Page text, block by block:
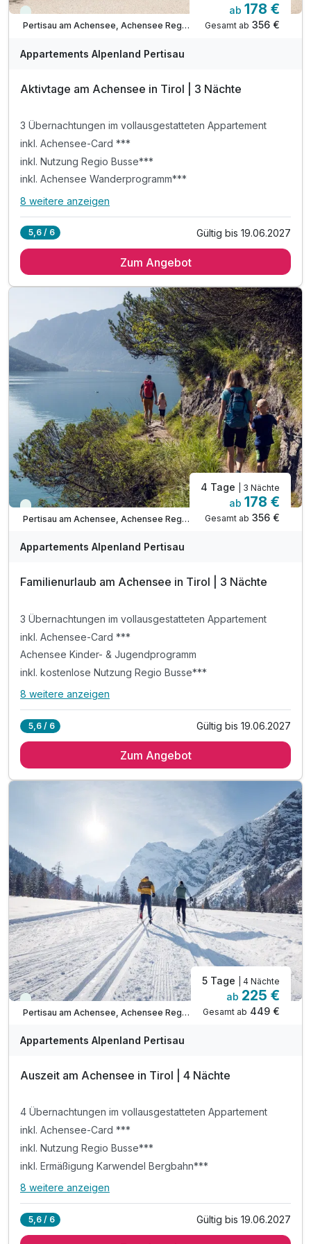
Ausstattung
Für 6 Tage p.P. ab332,25 €
Familienzimmer
2 Erwachsene und 2 Kinder
Viele Termine frei
Pertisau am Achensee, Achensee Region
ab 178 €
Gesamt ab 356 €
Appartements Alpenland Pertisau
Aktivtage am Achensee in Tirol | 3 Nächte
3 Übernachtungen im vollausgestatteten Appartement
inkl. Achensee-Card ***
inkl. Nutzung Regio Busse***
inkl. Achensee Wanderprogramm***
Alle Inklusivleistungen
inkl. Achensee-Card ***
inkl. Achensee Wanderprogramm***
inkl. Ermäßigung Karwendel Bergbahn***
inkl. Ermäßigung Achenseeschifffahrt***
Tipp: Brötchenservice auf Bestellung
Tipp: Achensee wenige Minuten zu Fuß erreichbar
Tipp: Stand Up Paddeln am Achensee
Tipp: Tauchgang am Achensee
ACHTUNG: Endreinigung & OT nicht inkludiert**
ACHTUNG: Aufpreis 3te & 4te Person*
8 weitere anzeigen
5,6 / 6 Gültig bis 19.06.2027
Zum Angebot
Viele Termine frei
Pertisau am Achensee, Achensee Region
4 Tage | 3 Nächte
ab 178 €
Gesamt ab 356 €
Appartements Alpenland Pertisau
Familienurlaub am Achensee in Tirol | 3 Nächte
3 Übernachtungen im vollausgestatteten Appartement
inkl. Achensee-Card ***
Achensee Kinder- & Jugendprogramm
inkl. kostenlose Nutzung Regio Busse***
Alle Inklusivleistungen
inkl. Achensee-Card ***
inkl. Ermäßigung Karwendel Bergbahn***
Tipp: täglich frisches Brot auf Bestellung
Tipp: Abenteuerpark Achensee
Tipp: Atoll Achensee - Freizeitzentrum
Tipp: Kostenloses Freibad und See-Zugänge
ACHTUNG: Endreinigung & OT nicht inkludiert**
ACHTUNG: Aufpreis 3te & 4te Person*
8 weitere anzeigen
5,6 / 6 Gültig bis 19.06.2027
Zum Angebot
Viele Termine frei
Pertisau am Achensee, Achensee Region
5 Tage | 4 Nächte
ab 225 €
Gesamt ab 449 €
Appartements Alpenland Pertisau
Auszeit am Achensee in Tirol | 4 Nächte
4 Übernachtungen im vollausgestatteten Appartement
inkl. Achensee-Card ***
inkl. Nutzung Regio Busse***
inkl. Ermäßigung Karwendel Bergbahn***
Alle Inklusivleistungen
8 weitere anzeigen
5,6 / 6 Gültig bis 19.06.2027